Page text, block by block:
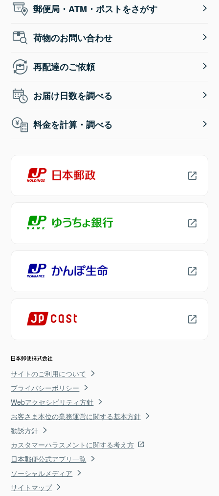
郵便局・ATM・ポストをさがす
荷物のお問い合わせ
再配達のご依頼
お届け日数を調べる
料金を計算・調べる
サイトのご利用について
プライバシーポリシー
Webアクセシビリティ方針
お客さま本位の業務運営に関する基本方針
勧誘方針
カスタマーハラスメントに関する考え方
日本郵便公式アプリ一覧
ソーシャルメディア
サイトマップ